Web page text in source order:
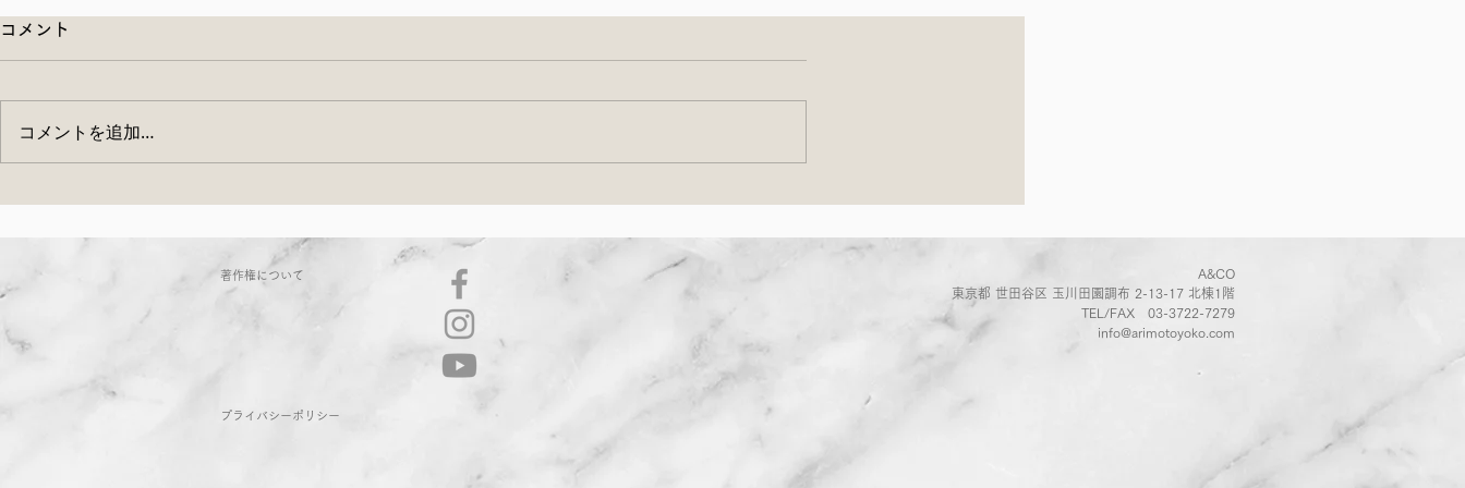
ぬか床ワークショップのご案
6月13日（土）イタリア惣菜
ランチの会 ＆ コーヒー屋さ
ん出店のご案内
NHK きょうの料理 「有元葉
子の梅干し塩漬けぬか漬け」
コメント
コメントを追加…
著作権について
A&CO
東京都 世田谷区 玉川田園調布 2-13-17 北棟1階
TEL/FAX 03-3722-7279
info@arimotoyoko.com
​プライバシーポリシー